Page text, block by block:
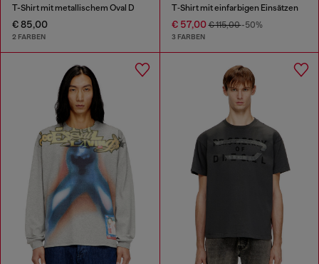
T-Shirt mit metallischem Oval D
€ 85,00
2 FARBEN
T‑Shirt mit einfarbigen Einsätzen
€ 57,00€ 115,00-50%
3 FARBEN